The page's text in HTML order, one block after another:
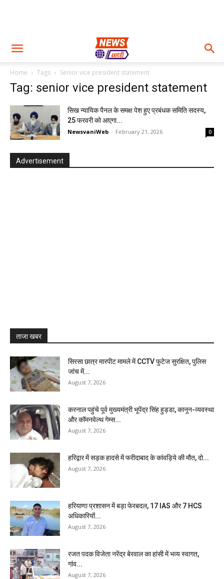
Home Tags Senior vice president statement
Tag: senior vice president statement
सिख न्यायिक पैनल के समक्ष पेश हुए प्रबंधक समिति सदस्य,
25 फरवरी को आएगा...
NewsvaniWeb - February 21, 2026 0
Advertisement
ताजा खबर
सिरसा छात्र मारपीट मामले में CCTV फुटेज सुरक्षित, पुलिस
जांच में...
August 7, 2026
करनाल पहुंचे पूर्व मुख्यमंत्री भूपेंद्र सिंह हुड्डा, कानून-व्यवस्था
और कॉमनवेल्थ गेम्स...
August 7, 2026
हरिद्वार में सड़क हादसे में फरीदाबाद के कांवड़िये की मौत, दो...
August 7, 2026
हरियाणा प्रशासन में बड़ा फेरबदल, 17 IAS और 7 HCS
अधिकारियों...
August 7, 2026
रजत पदक विजेता नरेंद्र बेरवाल का हांसी में भव्य स्वागत,
गांव...
August 7, 2026